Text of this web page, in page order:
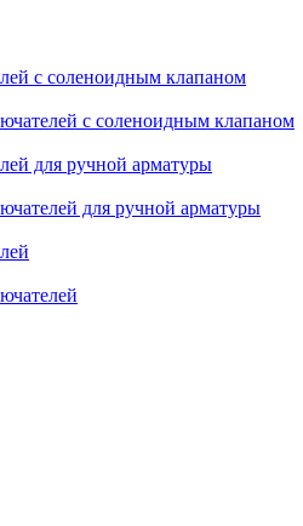
с соленоидным клапаном
с соленоидным клапаном
для ручной арматуры
для ручной арматуры